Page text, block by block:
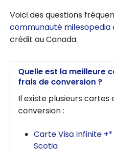
Voici des questions
communauté milesopedia
crédit au Canada.
Quelle est la meilleure
frais de conversion ?
Il existe plusieurs cartes
conversion :
Carte Visa Infinite
Scotia